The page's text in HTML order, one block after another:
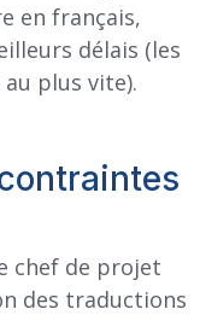
en français,
délais (les
plus vite).
chef de projet
des traductions